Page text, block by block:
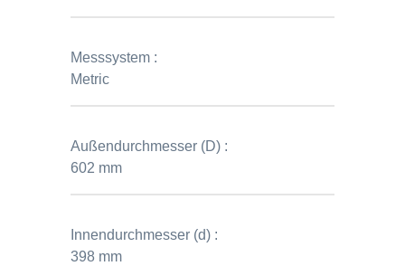
Messsystem :
Metric
Außendurchmesser (D) :
602 mm
Innendurchmesser (d) :
398 mm